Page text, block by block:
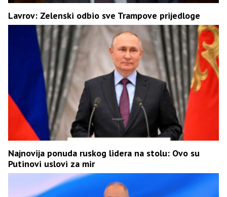
Lavrov: Zelenski odbio sve Trampove prijedloge
Najnovija ponuda ruskog lidera na stolu: Ovo su
Putinovi uslovi za mir